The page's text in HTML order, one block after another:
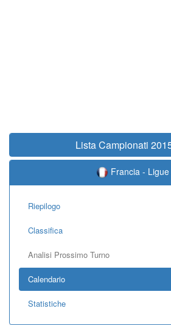
Lista Campionati
Francia - Ligue
Riepilogo
Classifica
Analisi Prossimo Turno
Calendario
Statistiche